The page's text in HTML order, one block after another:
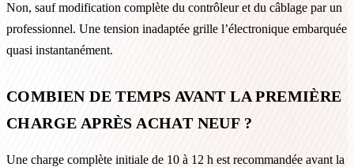
Non, sauf modification complète du contrôleur et du câblage par un
professionnel. Une tension inadaptée grille l’électronique embarquée
quasi instantanément.
COMBIEN DE TEMPS AVANT LA PREMIÈRE
CHARGE APRÈS ACHAT NEUF ?
Une charge complète initiale de 10 à 12 h est recommandée avant la